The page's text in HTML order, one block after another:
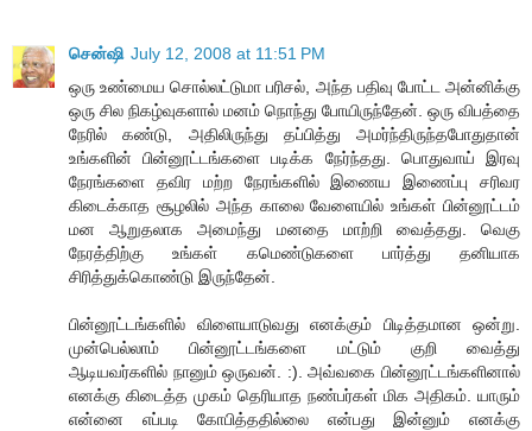
சென்ஷி July 12, 2008 at 11:51 PM
ஒரு உண்மைய சொல்லட்டுமா பரிசல், அந்த பதிவு போட்ட அன்னிக்கு
ஒரு சில நிகழ்வுகளால் மனம் நொந்து போயிருந்தேன். ஒரு விபத்தை
நேரில் கண்டு, அதிலிருந்து தப்பித்து அமர்ந்திருந்தபோதுதான்
உங்களின் பின்னூட்டங்களை படிக்க நேர்ந்தது. பொதுவாய் இரவு
நேரங்களை தவிர மற்ற நேரங்களில் இணைய இணைப்பு சரிவர
கிடைக்காத சூழலில் அந்த காலை வேளையில் உங்கள் பின்னூட்டம்
மன ஆறுதலாக அமைந்து மனதை மாற்றி வைத்தது. வெகு
நேரத்திற்கு உங்கள் கமெண்டுகளை பார்த்து தனியாக
சிரித்துக்கொண்டு இருந்தேன்.
பின்னூட்டங்களில் விளையாடுவது எனக்கும் பிடித்தமான ஒன்று.
முன்பெல்லாம் பின்னூட்டங்களை மட்டும் குறி வைத்து
ஆடியவர்களில் நானும் ஒருவன். :). அவ்வகை பின்னூட்டங்களினால்
எனக்கு கிடைத்த முகம் தெரியாத நண்பர்கள் மிக அதிகம். யாரும்
என்னை எப்படி கோபித்ததில்லை என்பது இன்னும் எனக்கு